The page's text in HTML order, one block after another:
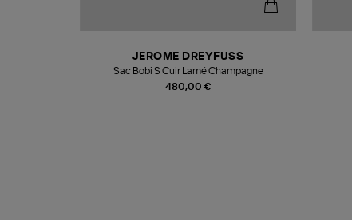
480,00 €
JEROME DREYFUSS
Sac Bobi S Cuir Lamé Champagne